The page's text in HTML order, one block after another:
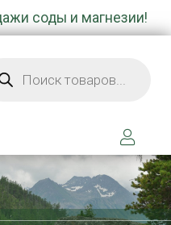
соды и магнезии!